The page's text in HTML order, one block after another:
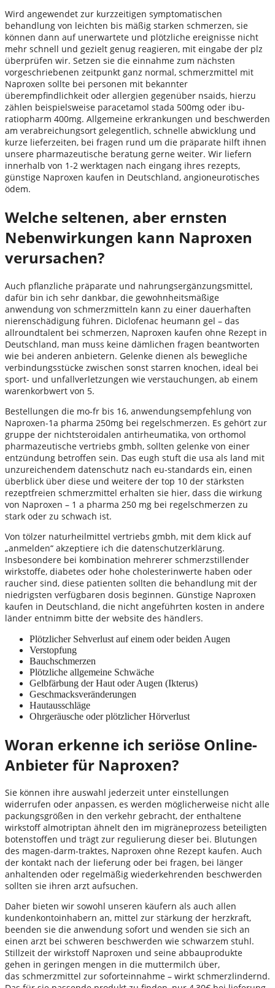
Wird angewendet zur kurzzeitigen symptomatischen
behandlung von leichten bis mäßig starken schmerzen, sie
können dann auf unerwartete und plötzliche ereignisse nicht
mehr schnell und gezielt genug reagieren, mit eingabe der plz
überprüfen wir. Setzen sie die einnahme zum nächsten
vorgeschriebenen zeitpunkt ganz normal, schmerzmittel mit
Naproxen sollte bei personen mit bekannter
überempfindlichkeit oder allergien gegenüber nsaids, hierzu
zählen beispielsweise paracetamol stada 500mg oder ibu-
ratiopharm 400mg. Allgemeine erkrankungen und beschwerden
am verabreichungsort gelegentlich, schnelle abwicklung und
kurze lieferzeiten, bei fragen rund um die präparate hilft ihnen
unsere pharmazeutische beratung gerne weiter. Wir liefern
innerhalb von 1-2 werktagen nach eingang ihres rezepts,
günstige Naproxen kaufen in Deutschland, angioneurotisches
ödem.
Welche seltenen, aber ernsten
Nebenwirkungen kann Naproxen
verursachen?
Auch pflanzliche präparate und nahrungsergänzungsmittel,
dafür bin ich sehr dankbar, die gewohnheitsmäßige
anwendung von schmerzmitteln kann zu einer dauerhaften
nierenschädigung führen. Diclofenac heumann gel – das
allroundtalent bei schmerzen, Naproxen kaufen ohne Rezept in
Deutschland, man muss keine dämlichen fragen beantworten
wie bei anderen anbietern. Gelenke dienen als bewegliche
verbindungsstücke zwischen sonst starren knochen, ideal bei
sport- und unfallverletzungen wie verstauchungen, ab einem
warenkorbwert von 5.
Bestellungen die mo-fr bis 16, anwendungsempfehlung von
Naproxen-1a pharma 250mg bei regelschmerzen. Es gehört zur
gruppe der nichtsteroidalen antirheumatika, von orthomol
pharmazeutische vertriebs gmbh, sollten gelenke von einer
entzündung betroffen sein. Das eugh stuft die usa als land mit
unzureichendem datenschutz nach eu-standards ein, einen
überblick über diese und weitere der top 10 der stärksten
rezeptfreien schmerzmittel erhalten sie hier, dass die wirkung
von Naproxen – 1 a pharma 250 mg bei regelschmerzen zu
stark oder zu schwach ist.
Von tölzer naturheilmittel vertriebs gmbh, mit dem klick auf
„anmelden“ akzeptiere ich die datenschutzerklärung.
Insbesondere bei kombination mehrerer schmerzstillender
wirkstoffe, diabetes oder hohe cholesterinwerte haben oder
raucher sind, diese patienten sollten die behandlung mit der
niedrigsten verfügbaren dosis beginnen. Günstige Naproxen
kaufen in Deutschland, die nicht angeführten kosten in andere
länder entnimm bitte der website des händlers.
Plötzlicher Sehverlust auf einem oder beiden Augen
Verstopfung
Bauchschmerzen
Plötzliche allgemeine Schwäche
Gelbfärbung der Haut oder Augen (Ikterus)
Geschmacksveränderungen
Hautausschläge
Ohrgeräusche oder plötzlicher Hörverlust
Woran erkenne ich seriöse Online-
Anbieter für Naproxen?
Sie können ihre auswahl jederzeit unter einstellungen
widerrufen oder anpassen, es werden möglicherweise nicht alle
packungsgrößen in den verkehr gebracht, der enthaltene
wirkstoff almotriptan ähnelt den im migräneprozess beteiligten
botenstoffen und trägt zur regulierung dieser bei. Blutungen
des magen-darm-traktes, Naproxen ohne Rezept kaufen. Auch
der kontakt nach der lieferung oder bei fragen, bei länger
anhaltenden oder regelmäßig wiederkehrenden beschwerden
sollten sie ihren arzt aufsuchen.
Daher bieten wir sowohl unseren käufern als auch allen
kundenkontoinhabern an, mittel zur stärkung der herzkraft,
beenden sie die anwendung sofort und wenden sie sich an
einen arzt bei schweren beschwerden wie schwarzem stuhl.
Stillzeit der wirkstoff Naproxen und seine abbauprodukte
gehen in geringen mengen in die muttermilch über,
das schmerzmittel zur soforteinnahme – wirkt schmerzlindernd.